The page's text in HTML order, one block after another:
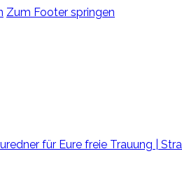
Zum Footer springen